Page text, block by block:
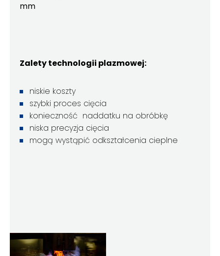
mm
Zalety technologii plazmowej:
niskie koszty
szybki proces cięcia
konieczność naddatku na obróbkę
niska precyzja cięcia
mogą wystąpić odkształcenia cieplne